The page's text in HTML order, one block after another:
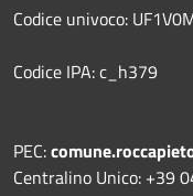
Codice univoco:
Codice IPA: c_h379
PEC:
Centralino Unico: +39